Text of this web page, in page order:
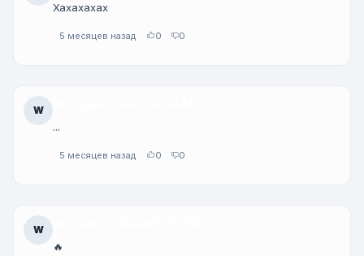
Хахахахах
5 месяцев назад 0 0
W
...
5 месяцев назад 0 0
W
🔥